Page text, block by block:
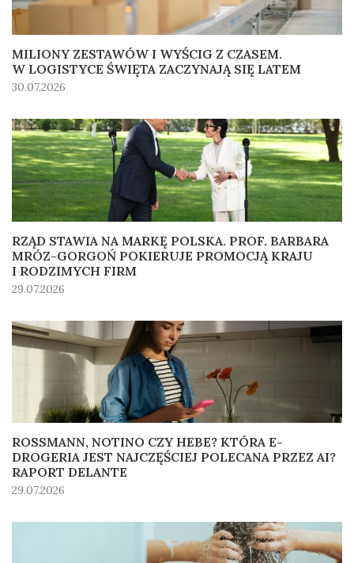
MILIONY ZESTAWÓW I WYŚCIG Z CZASEM.
W LOGISTYCE ŚWIĘTA ZACZYNAJĄ SIĘ LATEM
30.07.2026
RZĄD STAWIA NA MARKĘ POLSKA. PROF. BARBARA
MRÓZ-GORGOŃ POKIERUJE PROMOCJĄ KRAJU
I RODZIMYCH FIRM
29.07.2026
ROSSMANN, NOTINO CZY HEBE? KTÓRA E-
DROGERIA JEST NAJCZĘŚCIEJ POLECANA PRZEZ AI?
RAPORT DELANTE
29.07.2026